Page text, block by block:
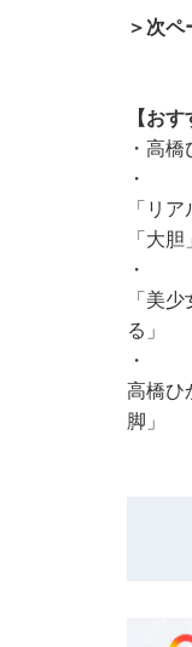
＞次
【おす
・ 高橋
・
「リ
「大胆」
・
「美
る」
・
高橋ひ
脚」